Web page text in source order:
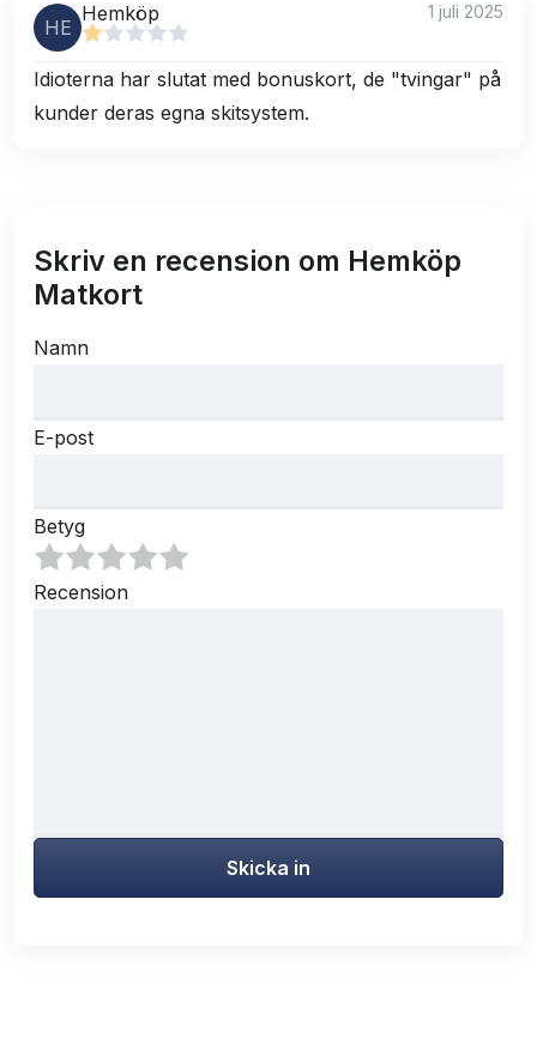
HE
Hemköp 1 juli 2025
Idioterna har slutat med bonuskort, de "tvingar" på
kunder deras egna skitsystem.
Skriv en recension om Hemköp
Matkort
Namn
E-post
Betyg
Recension
Skicka in